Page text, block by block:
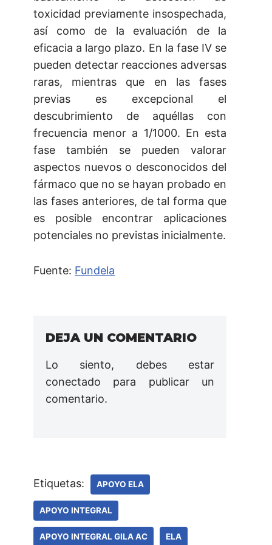
toxicidad previamente insospechada,
así como de la evaluación de la
eficacia a largo plazo. En la fase IV se
pueden detectar reacciones adversas
raras, mientras que en las fases
previas es excepcional el
descubrimiento de aquéllas con
frecuencia menor a 1/1000. En esta
fase también se pueden valorar
aspectos nuevos o desconocidos del
fármaco que no se hayan probado en
las fases anteriores, de tal forma que
es posible encontrar aplicaciones
potenciales no previstas inicialmente.
Fuente: Fundela
DEJA UN COMENTARIO
Lo siento, debes estar
conectado para publicar un
comentario.
Etiquetas: APOYO ELA
APOYO INTEGRAL
APOYO INTEGRAL GILA AC ELA